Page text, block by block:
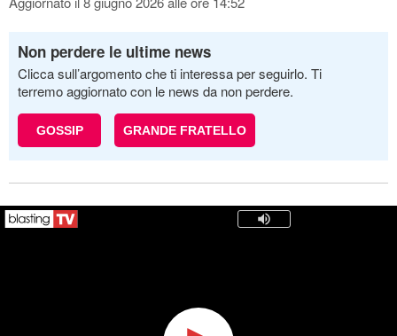
Non perdere le ultime news
Clicca sull’argomento che ti interessa per seguirlo. Ti
terremo aggiornato con le news da non perdere.
GOSSIP GRANDE FRATELLO